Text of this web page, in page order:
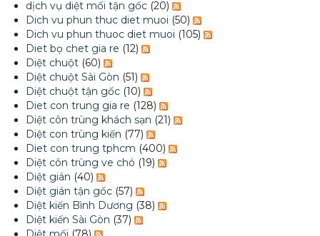
dịch vụ diệt mối tận gốc (20)
Dich vu phun thuc diet muoi (50)
Dich vu phun thuoc diet muoi (105)
Diet bọ chet gia re (12)
Diệt chuột (60)
Diệt chuột Sài Gòn (51)
Diệt chuột tận gốc (10)
Diet con trung gia re (128)
Diệt côn trùng khách sạn (21)
Diệt con trùng kiến (77)
Diet con trung tphcm (400)
Diệt côn trùng ve chó (19)
Diệt gián (40)
Diệt gián tận gốc (57)
Diệt kiến Bình Dương (38)
Diệt kiến Sài Gòn (37)